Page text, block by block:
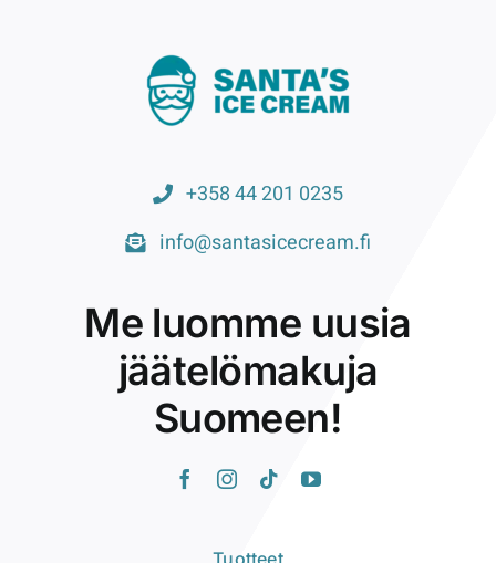
+358 44 201 0235
info@santasicecream.fi
Me luomme uusia
jäätelömakuja
Suomeen!
Tuotteet